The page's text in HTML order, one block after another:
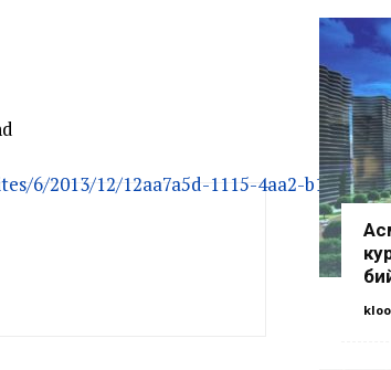
6/2013/12/12aa7a5d-1115-4aa2-b165-
уменьшить громкость.